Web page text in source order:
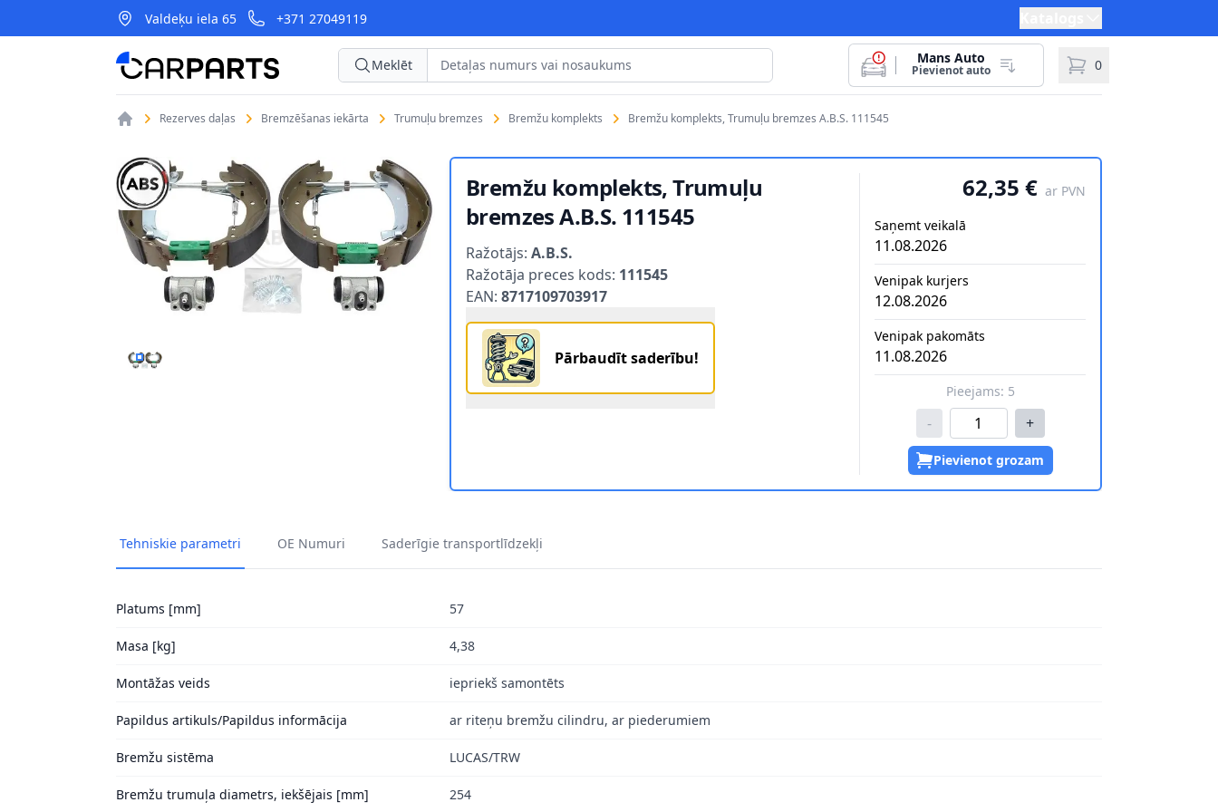
Valdeķu iela 65 +371 27049119
CarParts Meklēt Mans Auto
Pievienot auto 0
Rezerves daļas Bremzēšanas iekārta Trumuļu bremzes Bremžu komplekts Bremžu komplekts, Trumuļu bremzes A.B.S. 111545
BREMŽU KOMPLEKTS, TRUMUĻU BREMZES A.B.S. 111545 1
Bremžu komplekts, Trumuļu
bremzes A.B.S. 111545
Ražotājs: A.B.S.
Ražotāja preces kods: 111545
EAN: 8717109703917
Pārbaudīt saderību!
62,35 € ar PVN
Saņemt veikalā
11.08.2026
Venipak kurjers
12.08.2026
Venipak pakomāts
11.08.2026
Pieejams: 5
- +
Pievienot grozam
Tehniskie parametri OE Numuri Saderīgie transportlīdzekļi
Platums [mm] 57
Masa [kg] 4,38
Montāžas veids iepriekš samontēts
Papildus artikuls/Papildus informācija ar riteņu bremžu cilindru, ar piederumiem
Bremžu sistēma LUCAS/TRW
Bremžu trumuļa diametrs, iekšējais [mm] 254